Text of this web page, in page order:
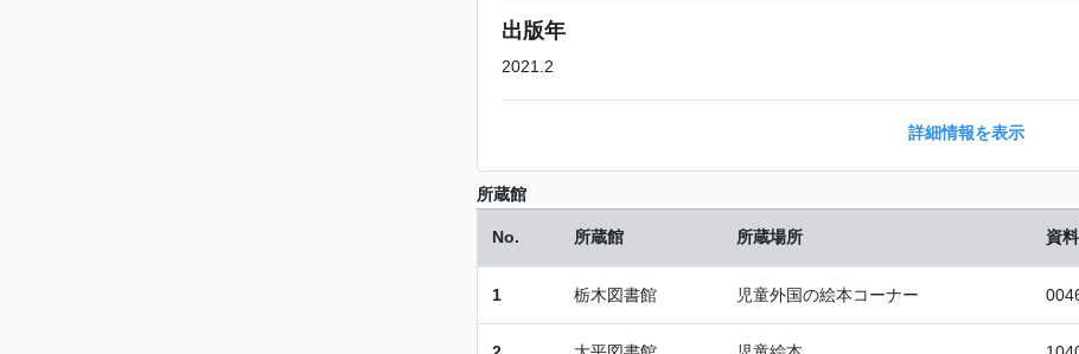
出版年
2021.2
詳細情報を表示
所蔵館
No. 所蔵館 所蔵場所 資
1 栃木図書館 児童外国の絵本コーナー